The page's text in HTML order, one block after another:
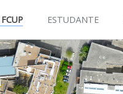
ESTUDANTE